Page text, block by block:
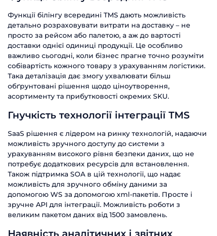
Функції білінгу всередині TMS дають можливість
детально розраховувати витрати на доставку – не
просто за рейсом або палетою, а аж до вартості
доставки однієї одиниці продукції. Це особливо
важливо сьогодні, коли бізнес прагне точно розуміти
собівартість кожного товару з урахуванням логістики.
Така деталізація дає змогу ухвалювати більш
обґрунтовані рішення щодо ціноутворення,
асортименту та прибутковості окремих SKU.
Гнучкість технології інтеграції TMS
SaaS рішення є лідером на ринку технологій, надаючи
можливість зручного доступу до системи з
урахуванням високого рівня безпеки даних, що не
потребує додаткових ресурсів для встановлення.
Також підтримка SOA в цій технології, що надає
можливість для зручного обміну даними за
допомогою WS за допомогою xml-пакетів. Просте і
зручне API для інтеграції. Можливість роботи з
великим пакетом даних від 1500 замовлень.
Наявність аналітичних і звітних
Замовити
презентацію
Дізнайтесь більше про ABM Rinkai TMS
Ім'я
Прізвище
Дякуємо за звернення.
Ми цінуємо ваш інтерес до наших
Замовити дзвінок
Поспілкуйтесь з нашим експертом
вже сьогодні
Дякуємо за звернення.
Ми цінуємо, що ви зацікавились саме
Дякуємо за звернення.
Ми цінуємо, що ви зацікавились саме